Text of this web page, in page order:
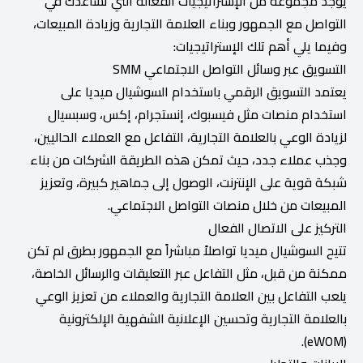
التواصل مع الجمهور وبناء العلامة التجارية وزيادة المبيعات،
وفيما يلي أهم تلك الإستراتيجيات:
التسويق عبر وسائل التواصل الاجتماعي SMM
يعتمد التسويق الرقمي باستخدام السوشيال ميديا على
استخدام منصات مثل فيسبوك، إنستجرام، إكس، وسبسيال
لزيادة الوعي بالعلامة التجارية، التفاعل مع العملاء الحاليين،
وجذب عملاء جدد، حيث تمكن هذه الطريقة الشركات من بناء
شبكة قوية على الإنترنت، الوصول إلى جماهير كبيرة، وتعزيز
المبيعات من خلال منصات التواصل الاجتماعي.
التركيز على الاتصال الفعال
تتيح السوشيال ميديا تواصلاً مباشراً مع الجمهور بطرق لم تكن
ممكنة من قبل، مثل التفاعل عبر التعليقات والرسائل الخاصة،
يلعب التفاعل بين العلامة التجارية والعملاء من تعزيز الوعي
بالعلامة التجارية وتحسين الإعلانية الشفهية الإلكترونية
(eWOM).